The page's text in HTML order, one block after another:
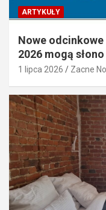
ARTYKUŁY
Nowe
2026 mogą
1 lipca 2026 Zacne